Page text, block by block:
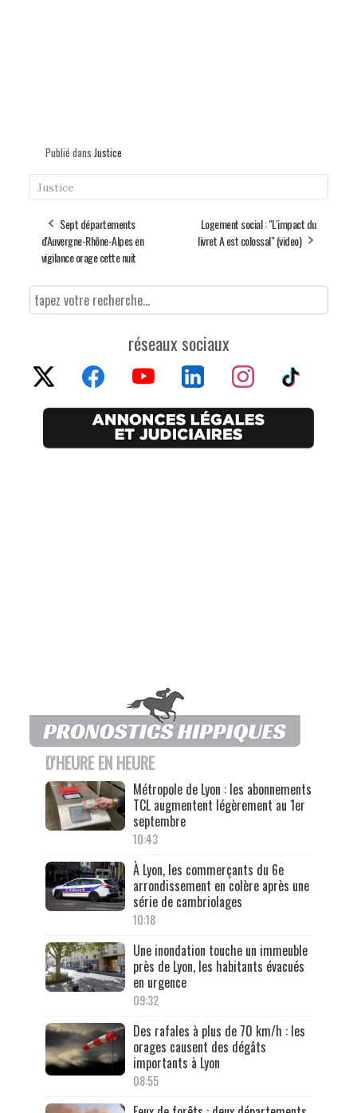
Publié dans Justice
Justice
Sept départements
d'Auvergne-Rhône-Alpes en
vigilance orage cette nuit
Logement social : "L'impact du
livret A est colossal" (video)
réseaux sociaux
D'HEURE EN HEURE
Métropole de Lyon : les abonnements
TCL augmentent légèrement au 1er
septembre
10:43
À Lyon, les commerçants du 6e
arrondissement en colère après une
série de cambriolages
10:18
Une inondation touche un immeuble
près de Lyon, les habitants évacués
en urgence
09:32
Des rafales à plus de 70 km/h : les
orages causent des dégâts
importants à Lyon
08:55